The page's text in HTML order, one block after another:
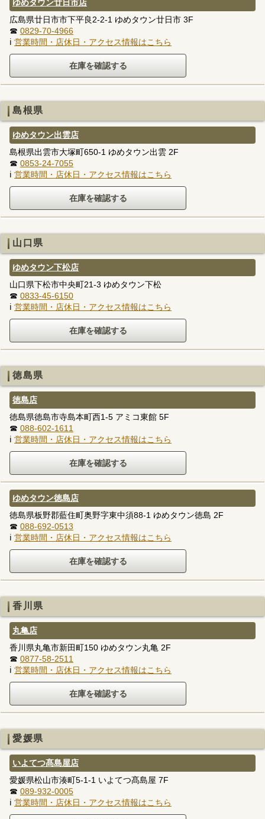
ゆめタウン廿日市店
広島県廿日市市下平良2-2-1 ゆめタウン廿日市 3F
☎ 0829-70-4966
ℹ 営業時間・店休日・アクセス情報はこちら
島根県
ゆめタウン出雲店
島根県出雲市大塚町650-1 ゆめタウン出雲 2F
☎ 0853-24-7055
ℹ 営業時間・店休日・アクセス情報はこちら
山口県
ゆめタウン下松店
山口県下松市中央町21-3 ゆめタウン下松
☎ 0833-45-6150
ℹ 営業時間・店休日・アクセス情報はこちら
徳島県
徳島店
徳島県徳島市寺島本町西1-5 アミコ東館 5F
☎ 088-602-1611
ℹ 営業時間・店休日・アクセス情報はこちら
ゆめタウン徳島店
徳島県板野郡藍住町奥野字東中須88-1 ゆめタウン徳島 2F
☎ 088-692-0513
ℹ 営業時間・店休日・アクセス情報はこちら
香川県
丸亀店
香川県丸亀市新田町150 ゆめタウン丸亀 2F
☎ 0877-58-2511
ℹ 営業時間・店休日・アクセス情報はこちら
愛媛県
いよてつ髙島屋店
愛媛県松山市湊町5-1-1 いよてつ髙島屋 7F
☎ 089-932-0005
ℹ 営業時間・店休日・アクセス情報はこちら